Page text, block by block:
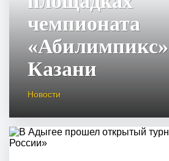
чемпионата
Казани
Новости